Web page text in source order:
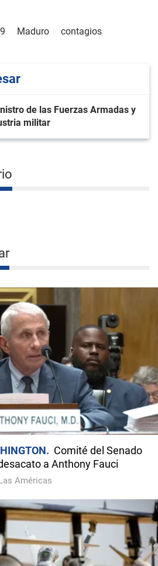
Maduro contagios
de las Fuerzas Armadas y
militar
Comité del Senado
a Anthony Fauci
Américas